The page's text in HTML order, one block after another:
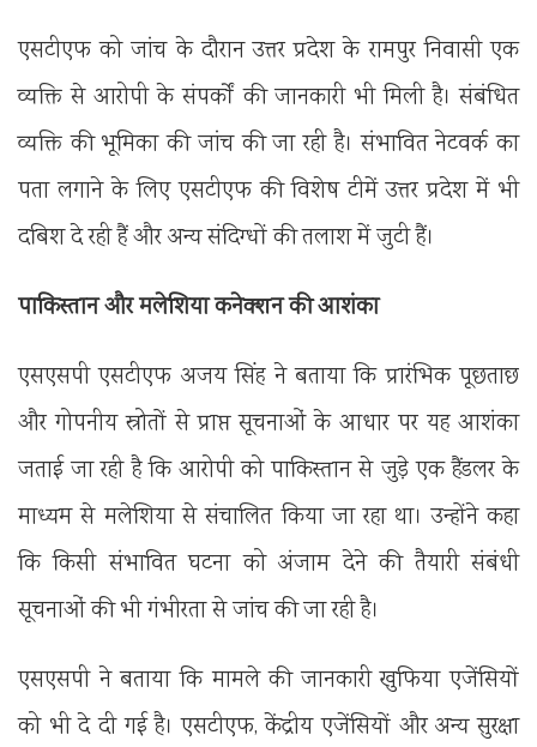
एसटीएफ को जांच के दौरान उत्तर प्रदेश के रामपुर निवासी एक
व्यक्ति से आरोपी के संपर्कों की जानकारी भी मिली है। संबंधित
व्यक्ति की भूमिका की जांच की जा रही है। संभावित नेटवर्क का
पता लगाने के लिए एसटीएफ की विशेष टीमें उत्तर प्रदेश में भी
दबिश दे रही हैं और अन्य संदिग्धों की तलाश में जुटी हैं।
पाकिस्तान और मलेशिया कनेक्शन की आशंका
एसएसपी एसटीएफ अजय सिंह ने बताया कि प्रारंभिक पूछताछ
और गोपनीय स्रोतों से प्राप्त सूचनाओं के आधार पर यह आशंका
जताई जा रही है कि आरोपी को पाकिस्तान से जुड़े एक हैंडलर के
माध्यम से मलेशिया से संचालित किया जा रहा था। उन्होंने कहा
कि किसी संभावित घटना को अंजाम देने की तैयारी संबंधी
सूचनाओं की भी गंभीरता से जांच की जा रही है।
एसएसपी ने बताया कि मामले की जानकारी खुफिया एजेंसियों
को भी दे दी गई है। एसटीएफ, केंद्रीय एजेंसियों और अन्य सुरक्षा